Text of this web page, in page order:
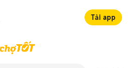
Tải app